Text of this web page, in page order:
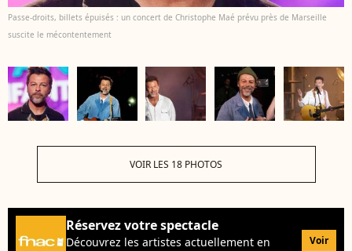
Passe-droits, billets épuisés : un concert de Christophe Maé prévu près de Marseille
suscite le mécontentement
VOIR LES 18 PHOTOS
Réservez votre spectacle
Découvrez les artistes actuellement en
Voir